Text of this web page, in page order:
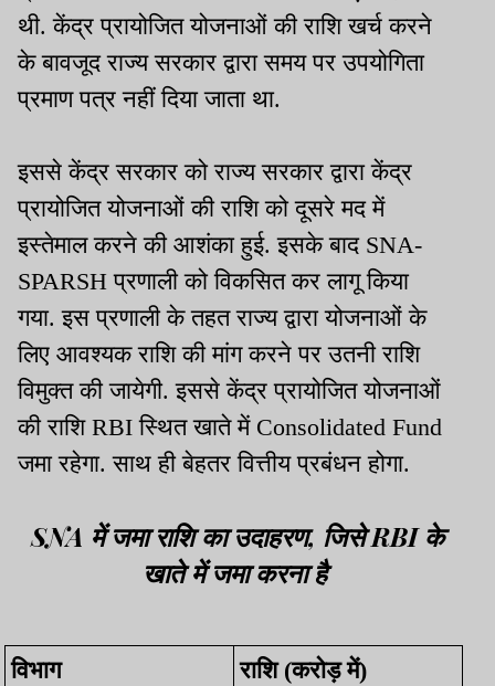
थी. केंद्र प्रायोजित योजनाओं की राशि खर्च करने
के बावजूद राज्य सरकार द्वारा समय पर उपयोगिता
प्रमाण पत्र नहीं दिया जाता था.
इससे केंद्र सरकार को राज्य सरकार द्वारा केंद्र
प्रायोजित योजनाओं की राशि को दूसरे मद में
इस्तेमाल करने की आशंका हुई. इसके बाद SNA-
SPARSH प्रणाली को विकसित कर लागू किया
गया. इस प्रणाली के तहत राज्य द्वारा योजनाओं के
लिए आवश्यक राशि की मांग करने पर उतनी राशि
विमुक्त की जायेगी. इससे केंद्र प्रायोजित योजनाओं
की राशि RBI स्थित खाते में Consolidated Fund
जमा रहेगा. साथ ही बेहतर वित्तीय प्रबंधन होगा.
SNA में जमा राशि का उदाहरण, जिसे RBI के
खाते में जमा करना है
विभाग
राशि (करोड़ में)